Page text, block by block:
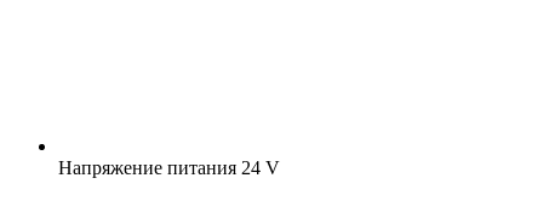
Напряжение питания 24 V